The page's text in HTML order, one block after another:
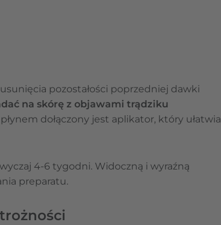
pozostałości poprzedniej dawki
na skórę z objawami trądziku
dołączony jest aplikator, który ułatwia
4-6 tygodni. Widoczną i wyraźną
preparatu.